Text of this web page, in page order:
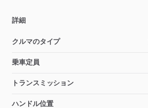
詳細
クルマのタイプ
乗車定員
トランスミッション
ハンドル位置